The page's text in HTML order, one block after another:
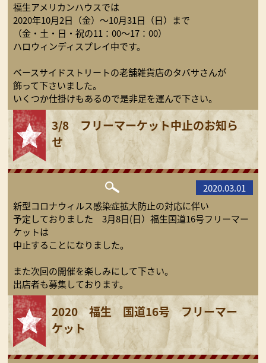
福生アメリカンハウスでは
2020年10月2日（金）～10月31日（日）まで
（金・土・日・祝の11：00〜17：00）
ハロウィンディスプレイ中です。
ベースサイドストリートの老舗雑貨店のタバサさんが
飾って下さいました。
いくつか仕掛けもあるので是非足を運んで下さい。
3/8 フリーマーケット中止のお知ら
せ
2020.03.01
新型コロナウィルス感染症拡大防止の対応に伴い
予定しておりました 3月8日(日）福生国道16号フリーマー
ケットは
中止することになりました。
また次回の開催を楽しみにして下さい。
出店者も募集しております。
2020 福生 国道16号 フリーマー
ケット